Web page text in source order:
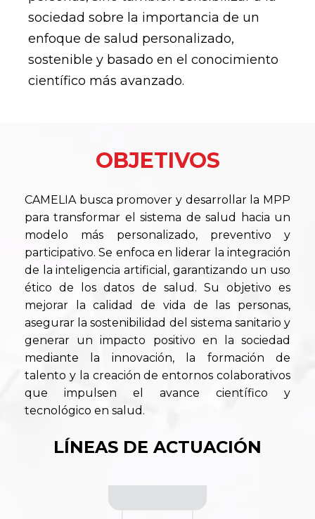
sociedad sobre la importancia de un
enfoque de salud personalizado,
sostenible y basado en el conocimiento
científico más avanzado.
OBJETIVOS
CAMELIA busca promover y desarrollar la MPP
para transformar el sistema de salud hacia un
modelo más personalizado, preventivo y
participativo. Se enfoca en liderar la integración
de la inteligencia artificial, garantizando un uso
ético de los datos de salud. Su objetivo es
mejorar la calidad de vida de las personas,
asegurar la sostenibilidad del sistema sanitario y
generar un impacto positivo en la sociedad
mediante la innovación, la formación de
talento y la creación de entornos colaborativos
que impulsen el avance científico y
tecnológico en salud.
LÍNEAS DE ACTUACIÓN